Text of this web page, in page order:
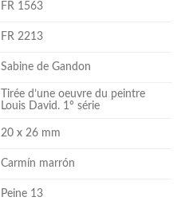
FR 1563
FR 2213
Sabine de Gandon
Tirée d’une oeuvre du peintre
Louis David. 1° série
20 x 26 mm
Carmín marrón
Peine 13